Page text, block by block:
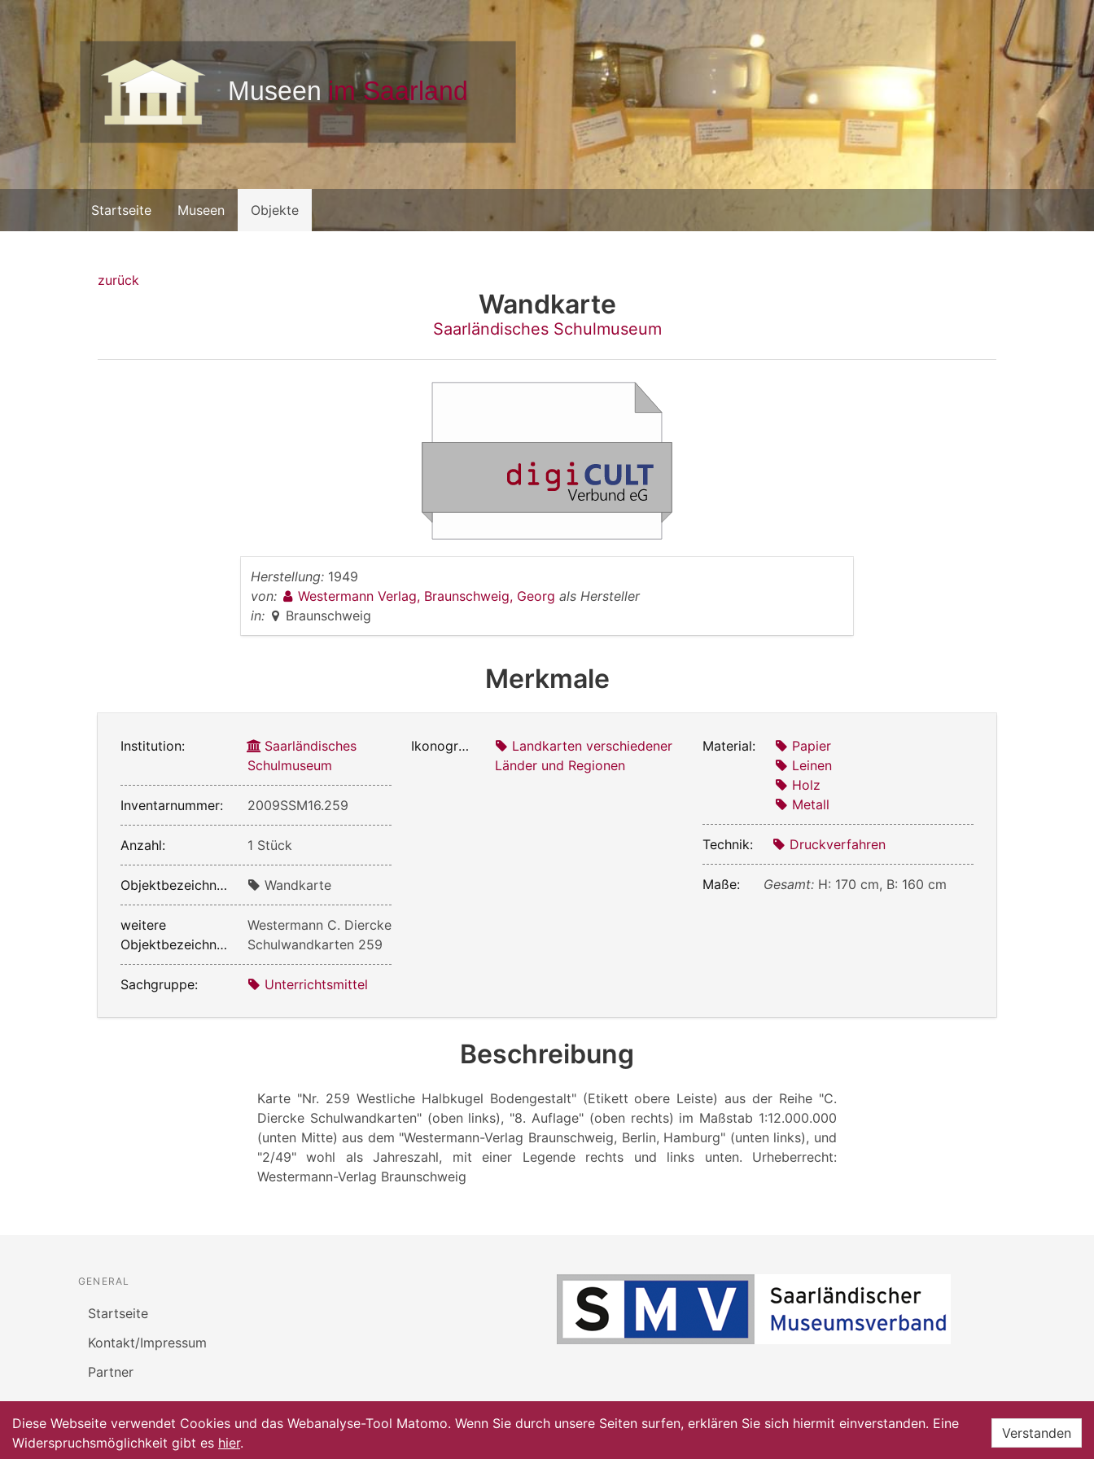
Startseite Museen Objekte
zurück
Wandkarte
Saarländisches Schulmuseum
Herstellung: 1949
von:
Westermann Verlag, Braunschweig, Georg als Hersteller
in:
Braunschweig
Merkmale
Institution:
Saarländisches
Schulmuseum
Inventarnummer: 2009SSM16.259
Anzahl: 1 Stück
Objektbezeichnung: Wandkarte
weitere
Objektbezeichnung:
Westermann C. Diercke
Schulwandkarten 259
Sachgruppe: Unterrichtsmittel
Ikonografie:
Landkarten verschiedener
Länder und Regionen
Material:
Papier
Leinen
Holz
Metall
Technik: Druckverfahren
Maße: Gesamt: H: 170 cm, B: 160 cm
Beschreibung
Karte "Nr. 259 Westliche Halbkugel Bodengestalt" (Etikett obere Leiste) aus der Reihe "C.
Diercke Schulwandkarten" (oben links), "8. Auflage" (oben rechts) im Maßstab 1:12.000.000
(unten Mitte) aus dem "Westermann-Verlag Braunschweig, Berlin, Hamburg" (unten links), und
"2/49" wohl als Jahreszahl, mit einer Legende rechts und links unten. Urheberrecht:
Westermann-Verlag Braunschweig
GENERAL
Startseite
Kontakt/Impressum
Partner
Diese Webseite verwendet Cookies und das Webanalyse-Tool Matomo. Wenn Sie durch unsere Seiten surfen, erklären Sie sich hiermit einverstanden. Eine
Widerspruchsmöglichkeit gibt es hier.
Verstanden